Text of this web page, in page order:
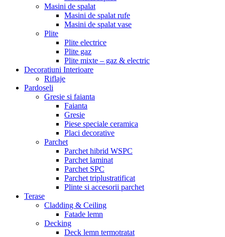
Masini de spalat
Masini de spalat rufe
Masini de spalat vase
Plite
Plite electrice
Plite gaz
Plite mixte – gaz & electric
Decoratiuni Interioare
Riflaje
Pardoseli
Gresie si faianta
Faianta
Gresie
Piese speciale ceramica
Placi decorative
Parchet
Parchet hibrid WSPC
Parchet laminat
Parchet SPC
Parchet triplustratificat
Plinte si accesorii parchet
Terase
Cladding & Ceiling
Fatade lemn
Decking
Deck lemn termotratat